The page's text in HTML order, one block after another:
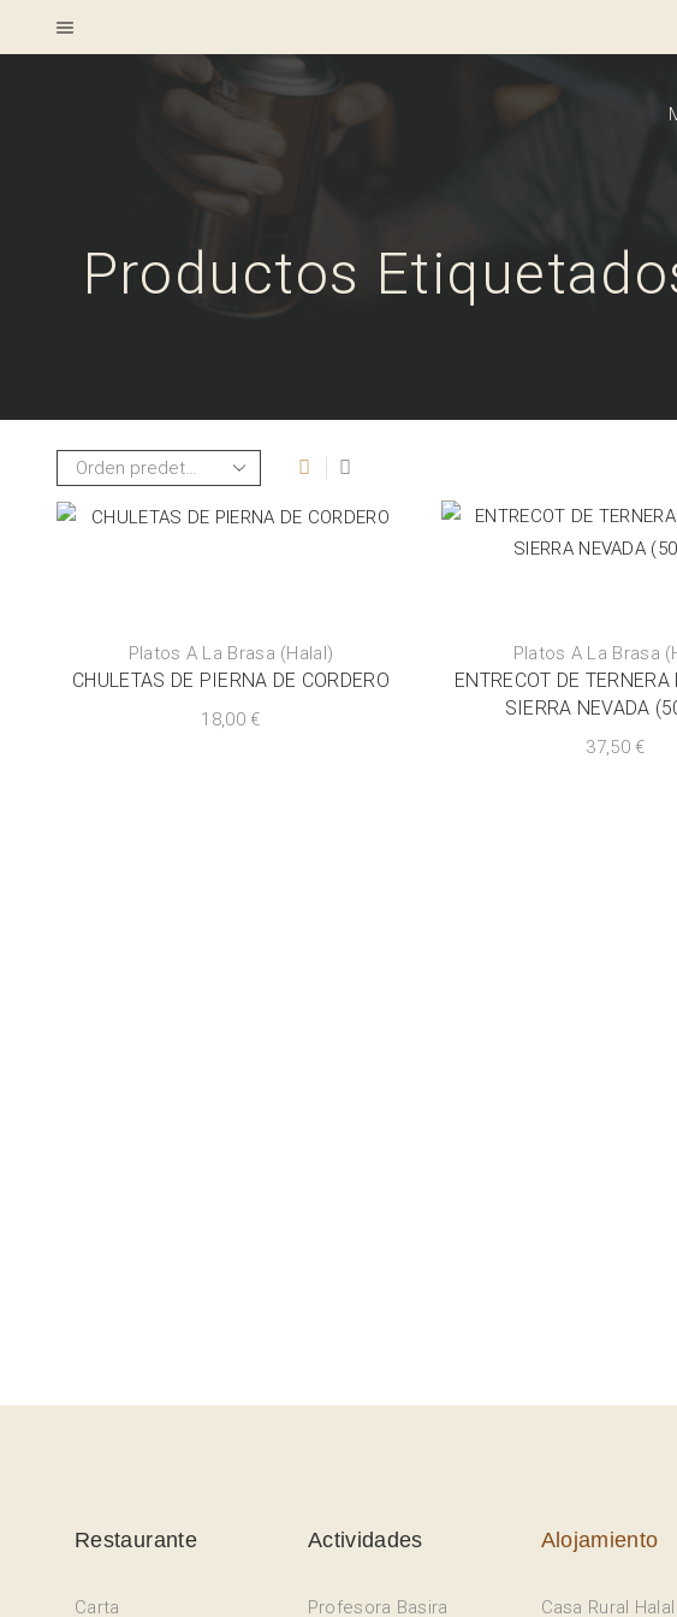
Productos
Platos A La Brasa (Halal)
CHULETAS DE PIERNA DE CORDERO
18,00€
Platos A La Brasa
ENTRECOT DE
SIERRA NEVADA
37,50€
Restaurante
Carta
Actividades
Profesora Basira
Alojamiento
Casa Rural Halal